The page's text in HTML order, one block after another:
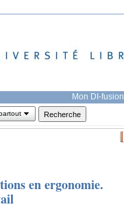
Mon DI-fusion
en ergonomie.